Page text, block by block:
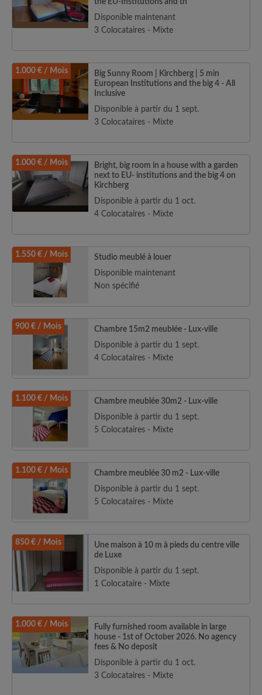
the EU-Institutions and th
Disponible maintenant
3 Colocataires - Mixte
1.000 € / Mois
Big Sunny Room | Kirchberg | 5 min
European Institutions and the big 4 - All
Inclusive
Disponible à partir du 1 sept.
3 Colocataires - Mixte
1.000 € / Mois
Bright, big room in a house with a garden
next to EU- institutions and the big 4 on
Kirchberg
Disponible à partir du 1 oct.
4 Colocataires - Mixte
1.550 € / Mois
Studio meublé à louer
Disponible maintenant
Non spécifié
900 € / Mois
Chambre 15m2 meublée - Lux-ville
Disponible à partir du 1 sept.
4 Colocataires - Mixte
1.100 € / Mois
Chambre meublée 30m2 - Lux-ville
Disponible à partir du 1 sept.
5 Colocataires - Mixte
1.100 € / Mois
Chambre meublée 30 m2 - Lux-ville
Disponible à partir du 1 sept.
5 Colocataires - Mixte
850 € / Mois
Une maison à 10 m à pieds du centre ville
de Luxe
Disponible à partir du 1 sept.
1 Colocataire - Mixte
1.000 € / Mois
Fully furnished room available in large
house - 1st of October 2026. No agency
fees & No deposit
Disponible à partir du 1 oct.
3 Colocataires - Mixte